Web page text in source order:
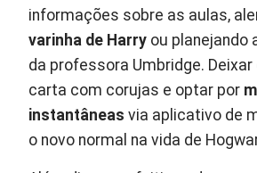
informações sobre as aulas,
varinha de Harry ou planejando
da professora Umbridge. Deixar
carta com corujas e optar por
instantâneas via aplicativo de
o novo normal na vida de